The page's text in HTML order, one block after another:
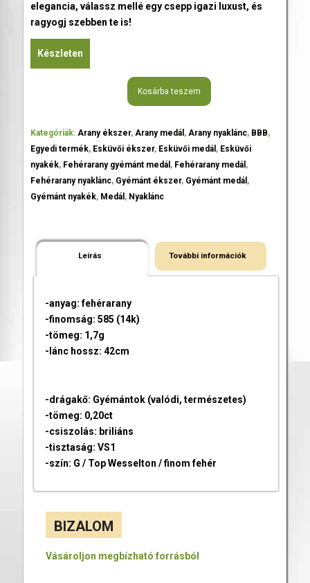
elegancia, válassz mellé egy csepp igazi luxust, és
ragyogj szebben te is!
Készleten
Kosárba teszem
Kategóriák: Arany ékszer, Arany medál , Arany nyaklánc, BBB,
Egyedi termék, Esküvői ékszer, Esküvői medál , Esküvői
nyakék, Fehérarany gyémánt medál , Fehérarany medál ,
Fehérarany nyaklánc, Gyémánt ékszer, Gyémánt medál ,
Gyémánt nyakék, Medál , Nyaklánc
Leírás További információk
-anyag: fehérarany
-finomság: 585 (14k)
-tömeg: 1,7g
-lánc hossz: 42cm
-drágakő: Gyémántok (valódi, természetes)
-tömeg: 0,20ct
-csiszolás: briliáns
-tisztaság: VS1
-szín: G / Top Wesselton / finom fehér
BIZALOM
Vásároljon megbízható forrásból